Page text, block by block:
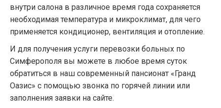
внутри салона в различное время года сохраняется
необходимая температура и микроклимат, для чего
применяется кондиционер, вентиляция и отопление.
И для получения услуги перевозки больных по
Симферополя вы можете в любое время суток
обратиться в наш современный пансионат «Гранд
Оазис» с помощью звонка по горячей линии или
заполнения заявки на сайте.